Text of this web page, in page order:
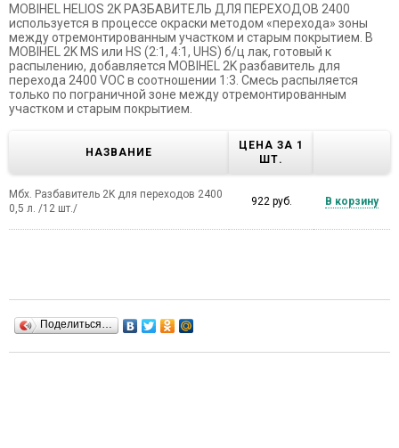
MOBIHEL HELIOS 2K РАЗБАВИТЕЛЬ ДЛЯ ПЕРЕХОДОВ 2400
используется в процессе окраски методом «перехода» зоны
между отремонтированным участком и старым покрытием. В
MOBIHEL 2K MS или HS (2:1, 4:1, UHS) б/ц лак, готовый к
распылению, добавляется MOBIHEL 2K разбавитель для
перехода 2400 VOC в соотношении 1:3. Смесь распыляется
только по пограничной зоне между отремонтированным
участком и старым покрытием.
НАЗВАНИЕ
ЦЕНА ЗА 1
ШТ.
Мбх. Разбавитель 2K для переходов 2400
0,5 л. /12 шт./
922 руб. В корзину
Поделиться…